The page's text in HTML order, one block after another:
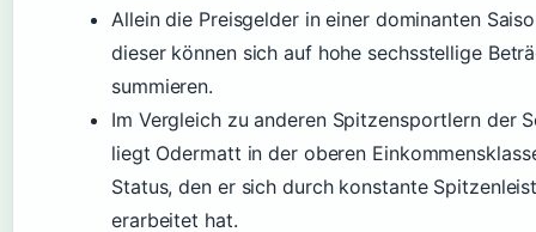
Allein die Preisgelder in einer dominanten
dieser können sich auf hohe sechsstellige
summieren.
Im Vergleich zu anderen Spitzensportlern der
liegt Odermatt in der oberen
Status, den er sich durch konstante
erarbeitet hat.